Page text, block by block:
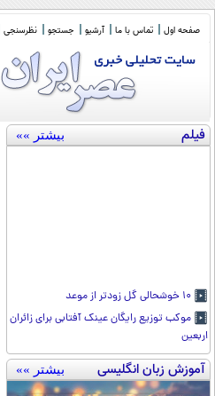
صفحه اول تماس با ما آرشیو جستجو نظرسنجی
فیلم بیشتر »»
موکب توزیع رایگان عینک آفتابی برای زائران
اربعین
آموزش زبان انگلیسی بیشتر »»